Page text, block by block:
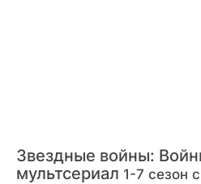
Звездные войны:
мультсериал 1-7 сезон